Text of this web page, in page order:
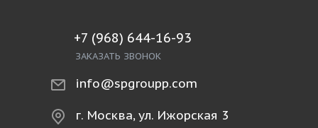
+7 (968) 644-16-93
ЗАКАЗАТЬ ЗВОНОК
info@spgroupp.com
г. Москва, ул. Ижорская 3